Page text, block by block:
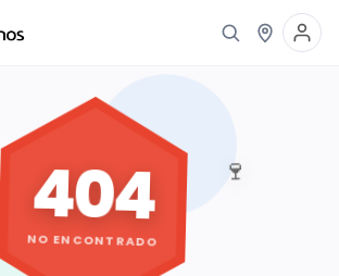
🍷
404
NO ENCONTRADO